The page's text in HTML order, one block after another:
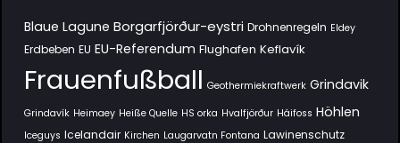
Blaue Lagune Borgarfjörður-eystri Drohnenregeln Eldey
Erdbeben EU EU-Referendum Flughafen Keflavík
Frauenfußball Geothermiekraftwerk Grindavik
Grindavík Heimaey Heiße Quelle HS orka Hvalfjörður Háifoss Höhlen
Iceguys Icelandair Kirchen Laugarvatn Fontana Lawinenschutz